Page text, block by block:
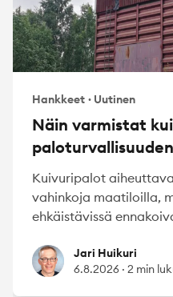
Hankkeet · Uutinen
Näin varmistat
paloturvallisuuden
Kuivuripalot
vahinkoja maatiloilla,
ehkäistävissä
Jari HuikuriJari Huikuri
6.8.2026 · 2 min